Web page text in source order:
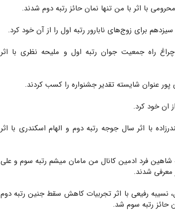
با اثر با من تنها نمان حائز رتبه دوم شدند.
برای زوج‌های نابارور رتبه اول را از آن خود کرد.
چراغ راه جمعیت جوان رتبه اول و ملیحه نظری با اثر
عنوان شایسته تقدیر جشنواره را کسب کردند.
ان خود کرد.
با اثر سال جوجه رتبه دوم و الهام اسکندری با اثر
فرد ادمین کانال من مامان میشم رتبه سوم و علی
معرفی شدند.
نسیبه رفیعی با اثر تجربیات کاهش سقط جنین رتبه دوم
حائز رتبه سوم شد.